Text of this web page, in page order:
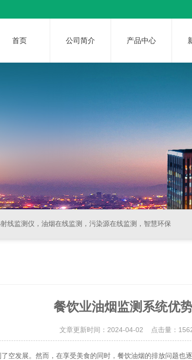
首页 公司简介 产品中心
线监测仪，油烟在线监测，污染源在线监测，智慧环保
餐饮业油烟监测系统优
文章更新时间：2024-04-02 点击量：
发展。然而，在享受美食的同时，餐饮油烟的排放问题也